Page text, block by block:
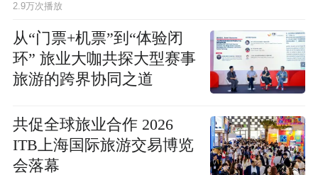
2.9万次播放
从“门票+机票”到“体验闭
环” 旅业大咖共探大型赛事
旅游的跨界协同之道
共促全球旅业合作 2026
ITB上海国际旅游交易博览
会落幕